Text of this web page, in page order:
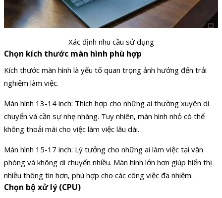
Xác định nhu cầu sử dụng
Chọn kích thước màn hình phù hợp
Kích thước màn hình là yếu tố quan trọng ảnh hưởng đến trải
nghiệm làm việc.
Màn hình 13-14 inch: Thích hợp cho những ai thường xuyên di
chuyển và cần sự nhẹ nhàng. Tuy nhiên, màn hình nhỏ có thể
không thoải mái cho việc làm việc lâu dài.
Màn hình 15-17 inch: Lý tưởng cho những ai làm việc tại văn
phòng và không di chuyển nhiều. Màn hình lớn hơn giúp hiển thị
nhiều thông tin hơn, phù hợp cho các công việc đa nhiệm.
Chọn bộ xử lý (CPU)